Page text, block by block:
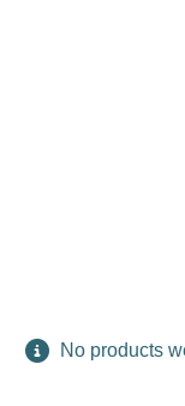
No products